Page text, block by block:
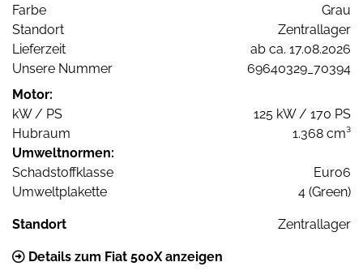
Farbe
Grau
Standort
Zentrallager
Lieferzeit
ab ca. 17.08.2026
Unsere Nummer
69640329_70394
Motor:
kW / PS
125 kW / 170 PS
Hubraum
1.368 cm³
Umweltnormen:
Schadstoffklasse
Euro6
Umweltplakette
4 (Green)
Standort Zentrallager
Details zum Fiat 500X anzeigen